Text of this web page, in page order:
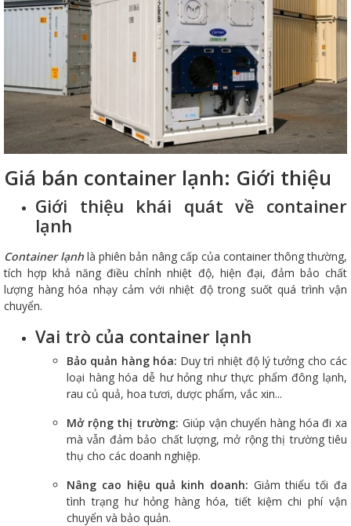
Giá bán container lạnh: Giới thiệu
Giới thiệu khái quát về container
lạnh
Container lạnh là phiên bản nâng cấp của container thông thường,
tích hợp khả năng điều chỉnh nhiệt độ, hiện đại, đảm bảo chất
lượng hàng hóa nhạy cảm với nhiệt độ trong suốt quá trình vận
chuyển.
Vai trò của container lạnh
Bảo quản hàng hóa: Duy trì nhiệt độ lý tưởng cho các
loại hàng hóa dễ hư hỏng như thực phẩm đông lạnh,
rau củ quả, hoa tươi, dược phẩm, vắc xin...
Mở rộng thị trường: Giúp vận chuyển hàng hóa đi xa
mà vẫn đảm bảo chất lượng, mở rộng thị trường tiêu
thụ cho các doanh nghiệp.
Nâng cao hiệu quả kinh doanh: Giảm thiểu tối đa
tình trạng hư hỏng hàng hóa, tiết kiệm chi phí vận
chuyển và bảo quản.